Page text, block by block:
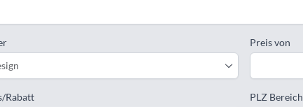
Rabatt
Preis von
PLZ Bereich